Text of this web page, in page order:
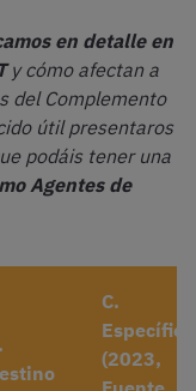
en detalle en
y cómo afectan a
del Complemento
útil presentaros
podáis tener una
Agentes de
C.
Específico
(2023,